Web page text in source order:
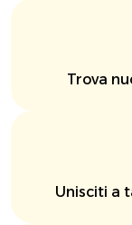
Trova
Unisciti a